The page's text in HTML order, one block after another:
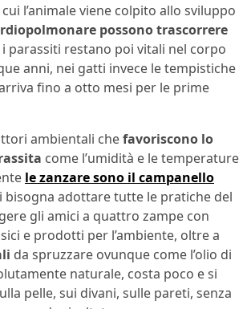
l’animale viene colpito allo sviluppo
possono trascorrere
i parassiti restano poi vitali nel corpo
anni, nei gatti invece le tempistiche
fino a otto mesi per le prime
ambientali chefavoriscono lo
come l’umidità e le temperature
le zanzare sono il campanello
bisogna adottare tutte le pratiche del
gli amici a quattro zampe con
e prodotti per l’ambiente, oltre a
da spruzzare ovunque come l’olio di
naturale, costa poco e si
pelle, sui divani, sulle pareti, senza